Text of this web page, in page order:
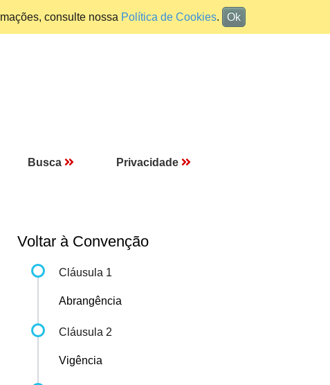
consulte nossa Política de Cookies. Ok
Busca Privacidade
Voltar à Convenção
Cláusula 1
Abrangência
Cláusula 2
Vigência